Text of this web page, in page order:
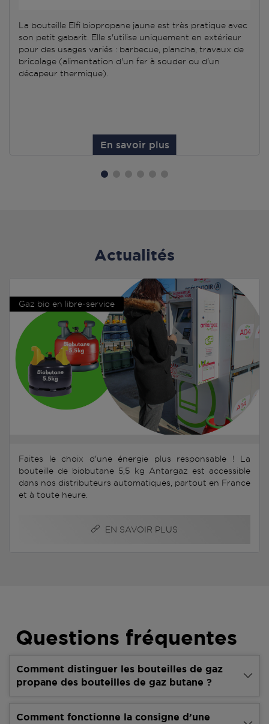
La bouteille Elfi biopropane jaune est très pratique avec
son petit gabarit. Elle s'utilise uniquement en extérieur
pour des usages variés : barbecue, plancha, travaux de
bricolage (alimentation d'un fer à souder ou d'un
décapeur thermique).
En savoir plus
Actualités
Gaz bio en libre-service
Faites le choix d'une énergie plus responsable ! La
bouteille de biobutane 5,5 kg Antargaz est accessible
dans nos distributeurs automatiques, partout en France
et à toute heure.
EN SAVOIR PLUS
Questions fréquentes
Comment distinguer les bouteilles de gaz
propane des bouteilles de gaz butane ?
Comment fonctionne la consigne d’une